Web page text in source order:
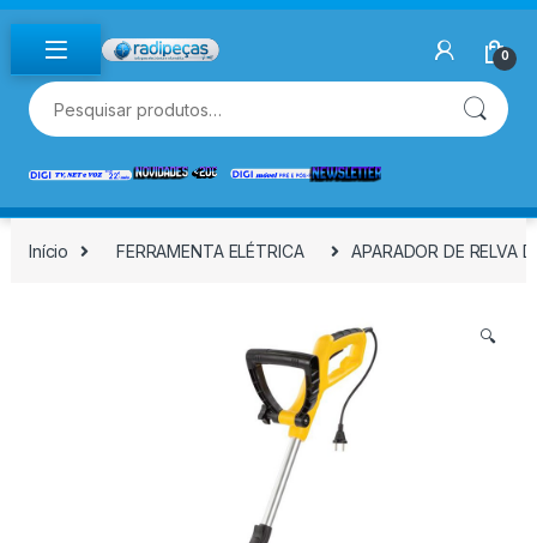
Skip to navigation
Skip to content
0
Pesquisar por:
Início FERRAMENTA ELÉTRICA APARADOR DE RELVA
🔍